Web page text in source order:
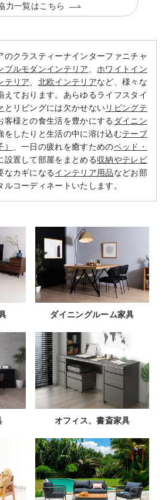
力一覧はこちら
のクラスティーナインターファニチャ
プルモダンインテリア
ホワイトイン
テリア 北欧インテリアなど、様々な
えております。あらゆるライフスタイ
とリビングには欠かせないリビングテ
客様との食生活を豊かにする ダイニン
をしたりと生活の中に溶け込むテーブ
、一日の疲れを癒すためのベッド・
設置して部屋をまとめる収納やテレビ
なカギになるインテリア用品などお部
コーディネートいたします。
ダイニングルーム家具
オフィス、書斎家具